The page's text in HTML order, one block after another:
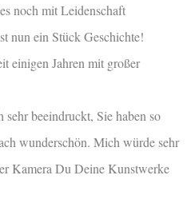
noch mit Leidenschaft
nun ein Stück Geschichte!
einigen Jahren mit großer
beeindruckt, Sie haben so
wunderschön. Mich würde sehr
Kamera Du Deine Kunstwerke